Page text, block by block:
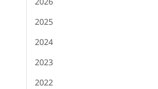
2025
2024
2023
2022